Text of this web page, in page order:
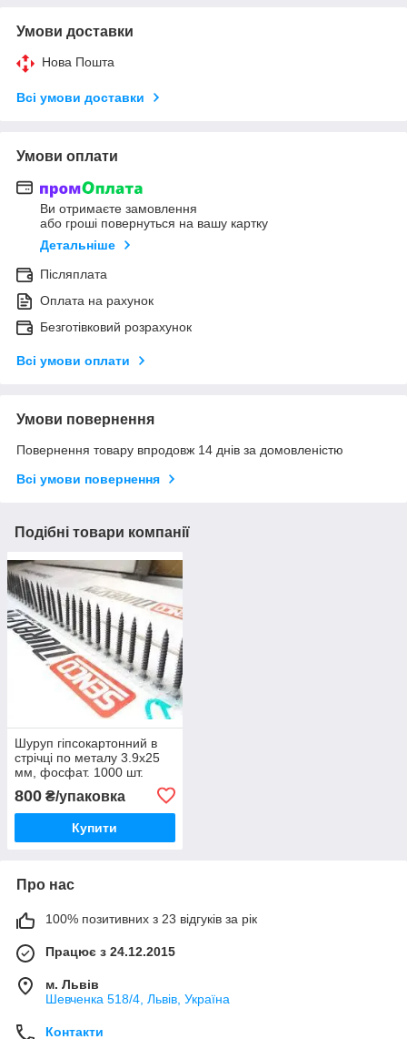
Умови доставки
Нова Пошта
Всі умови доставки
Умови оплати
Ви отримаєте замовлення
або гроші повернуться на вашу картку
Детальніше
Післяплата
Оплата на рахунок
Безготівковий розрахунок
Всі умови оплати
Умови повернення
Повернення товару впродовж 14 днів за домовленістю
Всі умови повернення
Подібні товари компанії
Шуруп гіпсокартонний в
стрічці по металу 3.9х25
мм, фосфат. 1000 шт.
800 ₴/упаковка
Купити
Про нас
100% позитивних з 23 відгуків за рік
Працює з 24.12.2015
м. Львів
Шевченка 518/4, Львів, Україна
Контакти